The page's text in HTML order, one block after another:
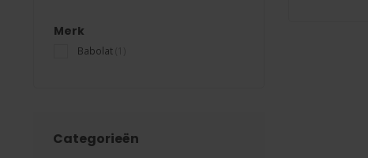
Merk
Babolat
Categorieën